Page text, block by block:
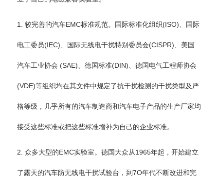
1. 较完善的汽车EMC标准规范。国际标准化组织(ISO)、国际
电工委员(IEC)、国际无线电干扰特别委员会(CISPR)、美国
汽车工业协会 (SAE)、德国标准(DIN)、德国电气工程师协会
(VDE)等组织均在其文件中规定了抗干扰检测的干扰类型及严
格等级，几乎所有的汽车制造商和汽车电子产品的生产厂家均
接受这些标准或把这些标准增补为自己的企业标准。
2. 众多大型的EMC实验室。德国大众从1965年起，开始建立
了露天的汽车防无线电干扰试验台，到7O年代不断改进和完